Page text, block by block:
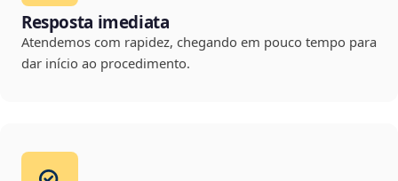
Resposta imediata
Atendemos com rapidez, chegando em pouco tempo para
dar início ao procedimento.